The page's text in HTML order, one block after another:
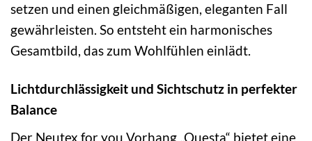
setzen und einen gleichmäßigen, eleganten Fall
gewährleisten. So entsteht ein harmonisches
Gesamtbild, das zum Wohlfühlen einlädt.
Lichtdurchlässigkeit und Sichtschutz in perfekter
Balance
Der Neutex for you Vorhang „Questa“ bietet eine